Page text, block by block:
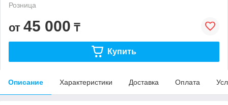
Розница
от 45 000 ₸
Купить
Описание Характеристики Доставка Оплата